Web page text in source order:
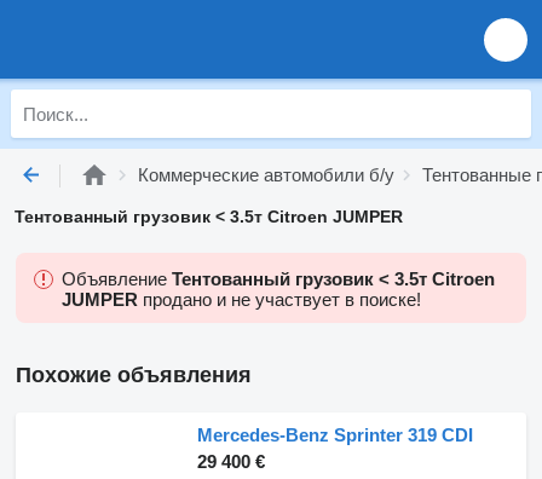
Коммерческие автомобили б/у Тентованные
Тентованный грузовик < 3.5т Citroen JUMPER
Объявление Тентованный грузовик < 3.5т Citroen
JUMPER продано и не участвует в поиске!
Похожие объявления
Mercedes-Benz Sprinter 319 CDI
29 400 €